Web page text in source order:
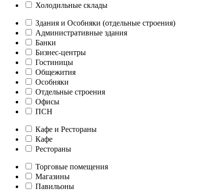
Холодильные склады
Здания и Особняки (отдельные строения)
Административные здания
Банки
Бизнес-центры
Гостиницы
Общежития
Особняки
Отдельные строения
Офисы
ПСН
Кафе и Рестораны
Кафе
Рестораны
Торговые помещения
Магазины
Павильоны